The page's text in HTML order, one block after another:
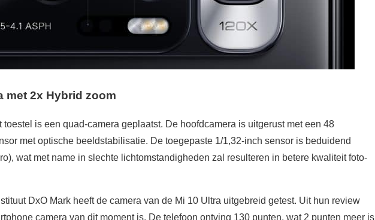
met 2x Hybrid zoom
toestel is een quad-camera geplaatst. De hoofdcamera is uitgerust met een 48
met optische beeldstabilisatie. De toegepaste 1/1,32-inch sensor is beduidend
wat met name in slechte lichtomstandigheden zal resulteren in betere kwaliteit foto-
DxO Mark heeft de camera van de Mi 10 Ultra uitgebreid getest. Uit hun review
camera van dit moment is. De telefoon ontving 130 punten, wat 2 punten meer is